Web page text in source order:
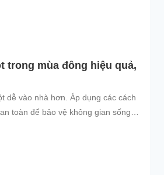
trong mùa đông hiệu quả,
dễ vào nhà hơn. Áp dụng các cách
toàn để bảo vệ không gian sống